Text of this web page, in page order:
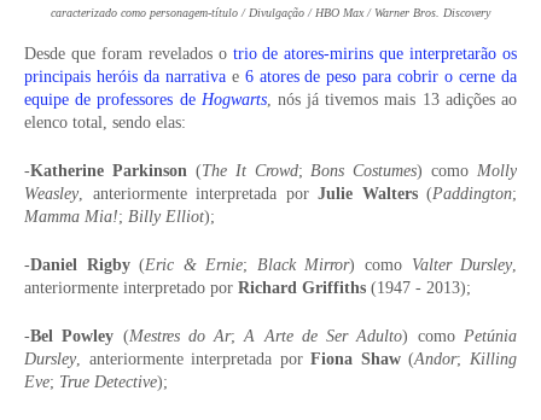
caracterizado como personagem-título / Divulgação / HBO Max / Warner Bros. Discovery
Desde que foram revelados o trio de atores-mirins que interpretarão os
principais heróis da narrativae 6 atores de peso para cobrir o cerne da
equipe de professores de Hogwarts, nós já tivemos mais 13 adições ao
elenco total, sendo elas:
-Katherine Parkinson(The It Crowd;Bons Costumes) como Molly
Weasley, anteriormente interpretada por Julie Walters(Paddington;
Mamma Mia!; Billy Elliot);
-Daniel Rigby(Eric & Ernie; Black Mirror) como Valter Dursley,
anteriormente interpretado por Richard Griffiths (1947 - 2013);
-Bel Powley (Mestres do Ar;A Arte de Ser Adulto) comoPetúnia
Dursley, anteriormente interpretada porFiona Shaw(Andor;Killing
Eve; True Detective);